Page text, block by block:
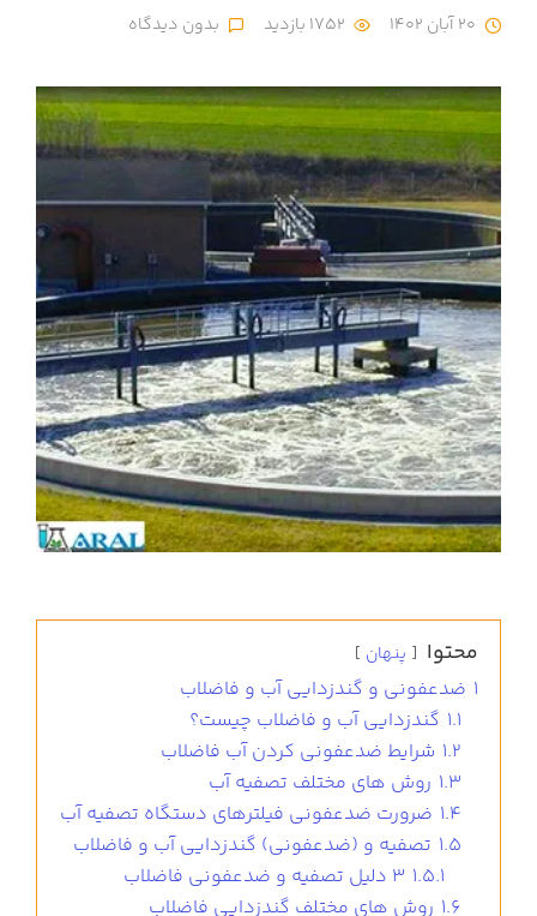
بدون دیدگاه
محتوا پنهان
1 ضدعفونی و گندزدایی آب و فاضلاب
1.1 گندزدایی آب و فاضلاب چیست؟
1.2 شرایط ضدعفونی کردن آب فاضلاب
1.3 روش های مختلف تصفیه آب
1.4 ضرورت ضدعفونی فیلترهای دستگاه تصفیه آب
1.5 تصفیه و (ضدعفونی) گندزدایی آب و فاضلاب
1.5.1 3 دلیل تصفیه و ضدعفونی فاضلاب
1.6 روش های مختلف گندزدایی فاضلاب